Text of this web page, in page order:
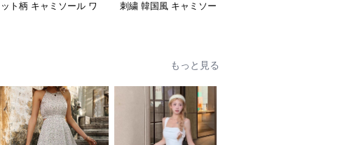
ット柄 キャミソール ワ
刺繍 韓国風 キャミソー
もっと見る